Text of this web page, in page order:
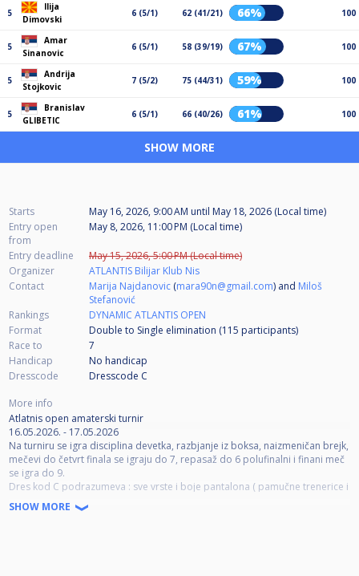
5
Ilija
Dimovski
6 (5/1) 62 (41/21) 66% 100
5
Amar
Sinanovic
6 (5/1) 58 (39/19) 67% 100
5
Andrija
Stojkovic
7 (5/2) 75 (44/31) 59% 100
5
Branislav
GLIBETIC
6 (5/1) 66 (40/26) 61% 100
SHOW MORE
Starts May 16, 2026, 9:00 AM until May 18, 2026 (Local time)
Entry open
from
May 8, 2026, 11:00 PM (Local time)
Entry deadline
May 15, 2026, 5:00 PM (Local time)
Organizer
ATLANTIS Bilijar Klub Nis
Contact
Marija Najdanovic (mara90n@gmail.com) and Miloš
Stefanović
Rankings
DYNAMIC ATLANTIS OPEN
Format
Double to Single elimination (115 participants)
Race to
7
Handicap
No handicap
Dresscode
Dresscode C
More info
Atlatnis open amaterski turnir
16.05.2026. - 17.05.2026
Na turniru se igra disciplina devetka, razbjanje iz boksa, naizmeničan brejk,
mečevi do četvrt finala se igraju do 7, repasaž do 6 polufinalni i finani meč
se igra do 9.
Dres kod C podrazumeva : sve vrste i boje pantalona ( pamučne trenerice i
šortsevi nisu dozvoljeni); majce sa ili bez kragne, čiste i uredne; cipele ili
patike (papuče i sandale nisu dozvoljene).
SHOW MORE